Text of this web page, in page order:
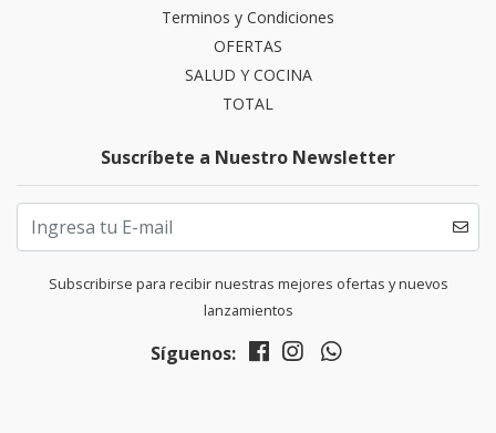
Terminos y Condiciones
OFERTAS
SALUD Y COCINA
TOTAL
Suscríbete a Nuestro Newsletter
Subscribirse para recibir nuestras mejores ofertas y nuevos
lanzamientos
Síguenos: